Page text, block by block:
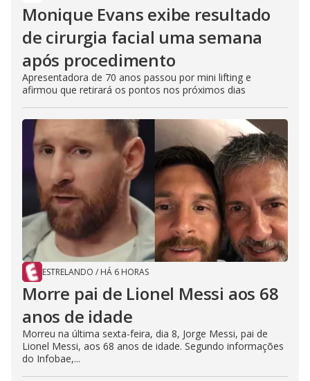
Monique Evans exibe resultado
de cirurgia facial uma semana
após procedimento
Apresentadora de 70 anos passou por mini lifting e
afirmou que retirará os pontos nos próximos dias
ESTRELANDO / HÁ 6 HORAS
Morre pai de Lionel Messi aos 68
anos de idade
Morreu na última sexta-feira, dia 8, Jorge Messi, pai de
Lionel Messi, aos 68 anos de idade. Segundo informações
do Infobae,...